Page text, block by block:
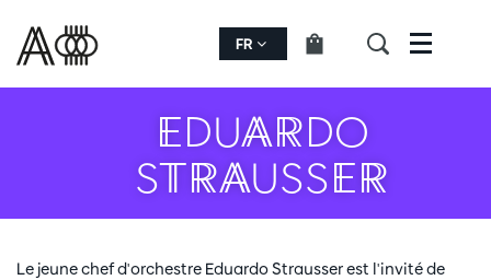
FR Menu
EDUARDO
STRAUSSER
Le jeune chef d'orchestre Eduardo Strausser est l'invité de